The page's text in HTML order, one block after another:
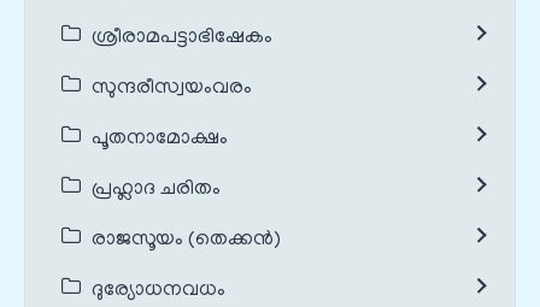
ശ്രീരാമപട്ടാഭിഷേകം
സുന്ദരീസ്വയംവരം
പൂതനാമോക്ഷം
പ്രഹ്ലാദ ചരിതം
രാജസൂയം (തെക്കൻ)
ദുര്യോധനവധം